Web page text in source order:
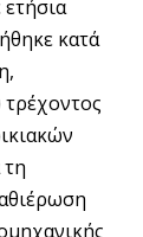
κατά